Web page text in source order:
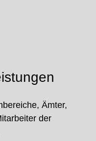
Ämter,
der